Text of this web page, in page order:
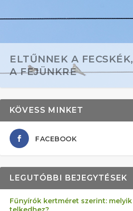
ELTŰNNEK A
A FEJÜNKRE
KÖVESS MINKET
FACEBOOK
LEGUTÓBBI BEJEGYTÉSEK
Fűnyírók kertméret szerint: